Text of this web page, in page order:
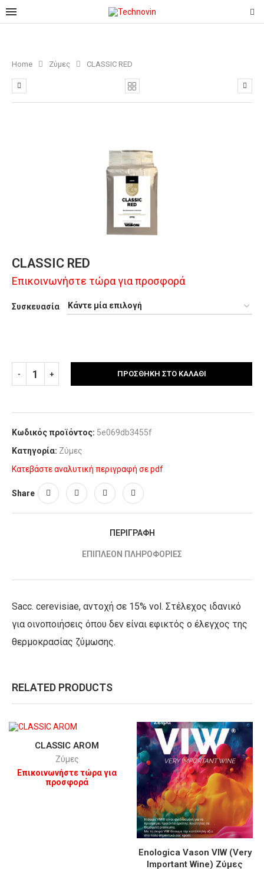
Home Ζύμες CLASSIC RED
CLASSIC RED
Επικοινωνήστε τώρα για προσφορά
Συσκευασία
ΠΡΟΣΘΉΚΗ ΣΤΟ ΚΑΛΆΘΙ
Κωδικός προϊόντος: 5e069db3455f
Κατηγορία: Ζύμες
Κατεβάστε αναλυτική περιγραφή σε pdf
Share
ΠΕΡΙΓΡΑΦΉ
ΕΠΙΠΛΈΟΝ ΠΛΗΡΟΦΟΡΊΕΣ
Sacc. cerevisiae, αντοχή σε 15% vol. Στέλεχος ιδανικό
για οινοποιήσεις όπου δεν είναι εφικτός ο έλεγχος της
θερμοκρασίας ζύμωσης.
RELATED PRODUCTS
CLASSIC AROM
Ζύμες
Επικοινωνήστε τώρα για
προσφορά
Enologica Vason VIW (Very
Important Wine) Ζύμες